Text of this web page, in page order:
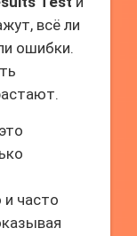
всё ли
ошибки.
и часто